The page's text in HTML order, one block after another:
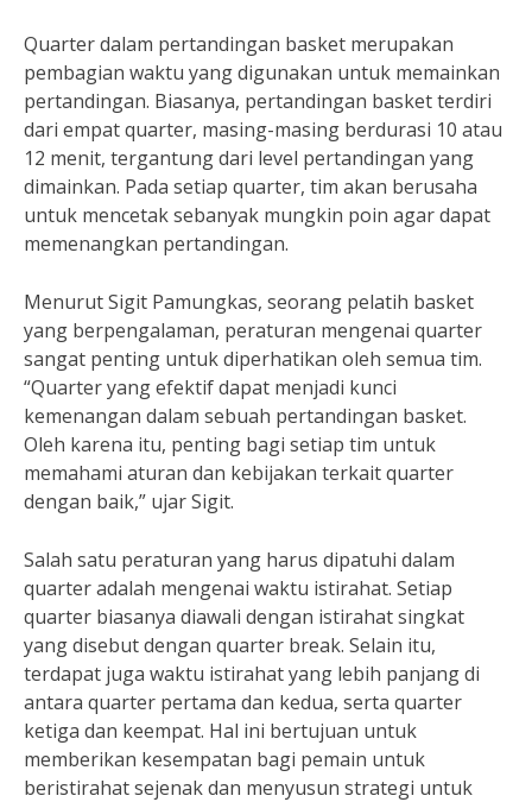
Quarter dalam pertandingan basket merupakan
pembagian waktu yang digunakan untuk memainkan
pertandingan. Biasanya, pertandingan basket terdiri
dari empat quarter, masing-masing berdurasi 10 atau
12 menit, tergantung dari level pertandingan yang
dimainkan. Pada setiap quarter, tim akan berusaha
untuk mencetak sebanyak mungkin poin agar dapat
memenangkan pertandingan.
Menurut Sigit Pamungkas, seorang pelatih basket
yang berpengalaman, peraturan mengenai quarter
sangat penting untuk diperhatikan oleh semua tim.
“Quarter yang efektif dapat menjadi kunci
kemenangan dalam sebuah pertandingan basket.
Oleh karena itu, penting bagi setiap tim untuk
memahami aturan dan kebijakan terkait quarter
dengan baik,” ujar Sigit.
Salah satu peraturan yang harus dipatuhi dalam
quarter adalah mengenai waktu istirahat. Setiap
quarter biasanya diawali dengan istirahat singkat
yang disebut dengan quarter break. Selain itu,
terdapat juga waktu istirahat yang lebih panjang di
antara quarter pertama dan kedua, serta quarter
ketiga dan keempat. Hal ini bertujuan untuk
memberikan kesempatan bagi pemain untuk
beristirahat sejenak dan menyusun strategi untuk